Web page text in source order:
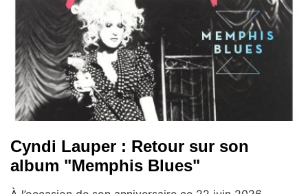
Cyndi Lauper : Retour sur son
album "Memphis Blues"